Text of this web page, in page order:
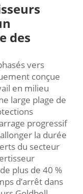
des
vers
conçue
en milieu
large plage de
progressif
la durée
du secteur
plus de 40 %
d’arrêt dans